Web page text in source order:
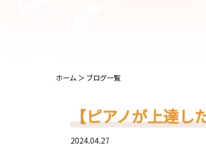
ホーム ＞ ブログ一覧
【ピアノが上達し
2024.04.27